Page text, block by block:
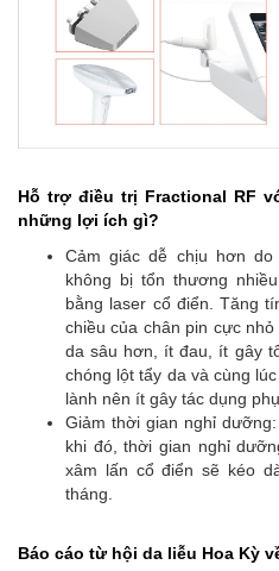
Hỗ trợ điều trị Fractional RF
những lợi ích gì?
Cảm giác dễ chịu hơn
không bị tổn thương
bằng laser cổ điển. Tăng
chiều của chân pin cực
da sâu hơn, ít đau, ít gây
chóng lột tẩy da và cùng
lành nên ít gây tác dụng phụ.
Giảm thời gian nghỉ
khi đó, thời gian nghỉ
xâm lấn cổ điển sẽ kéo
tháng.
Báo cáo từ hội da liễu Hoa Kỳ